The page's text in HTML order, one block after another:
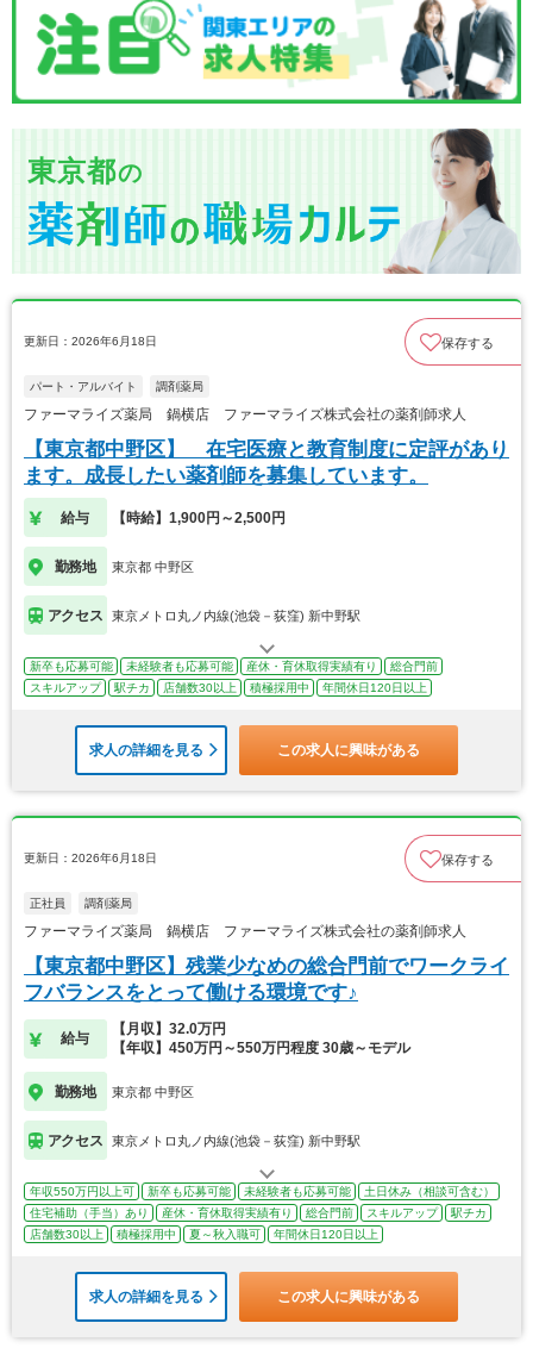
東京都の
更新日：2026年6月18日 保存する
パート・アルバイト 調剤薬局
ファーマライズ薬局 鍋横店 ファーマライズ株式会社の薬剤師求人
【東京都中野区】 在宅医療と教育制度に定評があり
ます。成長したい薬剤師を募集しています。
給与 【時給】1,900円～2,500円
勤務地 東京都 中野区
アクセス 東京メトロ丸ノ内線(池袋－荻窪) 新中野駅
新卒も応募可能 未経験者も応募可能 産休・育休取得実績有り
総合門前
スキルアップ
駅チカ 店舗数30以上 積極採用中 年間休日120日以上
求人の詳細を見る この求人に興味がある
更新日：2026年6月18日 保存する
正社員 調剤薬局
ファーマライズ薬局 鍋横店 ファーマライズ株式会社の薬剤師求人
【東京都中野区】残業少なめの総合門前でワークライ
フバランスをとって働ける環境です♪
給与
【月収】32.0万円
【年収】450万円～550万円程度 30歳～モデル
勤務地 東京都 中野区
アクセス 東京メトロ丸ノ内線(池袋－荻窪) 新中野駅
年収550万円以上可 新卒も応募可能 未経験者も応募可能
土日休み（相談可含む）
住宅補助（手当）あり
産休・育休取得実績有り 総合門前 スキルアップ
駅チカ
店舗数30以上
積極採用中 夏～秋入職可 年間休日120日以上
求人の詳細を見る この求人に興味がある